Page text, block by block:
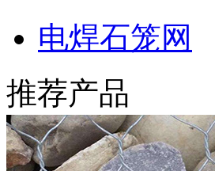
电焊石笼网
推荐产品